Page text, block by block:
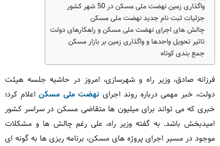
واگذاری زمین نهضت ملی مسکن در 50 شهر کشور
جزئیات ثبت نام جدید نهضت ملی مسکن
چالش های اجرای نهضت ملی مسکن و راهکارهای دولت
تاثیر تحویل واحدها و واگذاری زمین بر بازار مسکن
جمع بندی کوتاه
فرزانه صادق، وزیر راه و شهرسازی، امروز در حاشیه جلسه هیئت
دولت، خبر مهمی درباره روند اجرای نهضت ملی مسکن اعلام کرد؛
خبری که می تواند برای میلیون ها متقاضی مسکن در سراسر کشور
امیدبخش باشد. به گفته وزیر راه، علی رغم چالش ها و مشکلات
موجود در مسیر اجرای پروژه های مسکن، برنامه ریزی ها به گونه ای